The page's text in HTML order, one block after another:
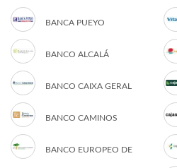
BANCA PUEYO
BANCO ALCALÁ
BANCO CAIXA GERAL
BANCO CAMINOS
BANCO EUROPEO DE